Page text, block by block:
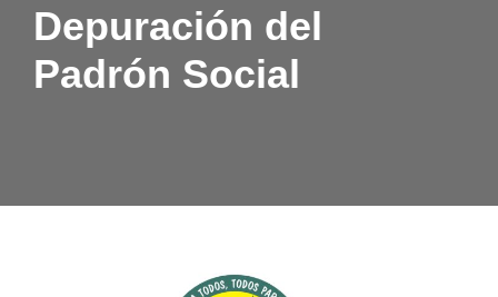
Depuración del
Padrón Social